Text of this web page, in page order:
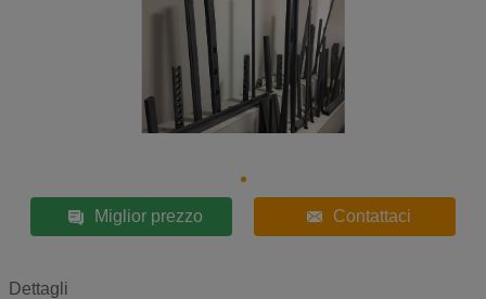
Miglior prezzo Contattaci
Dettagli